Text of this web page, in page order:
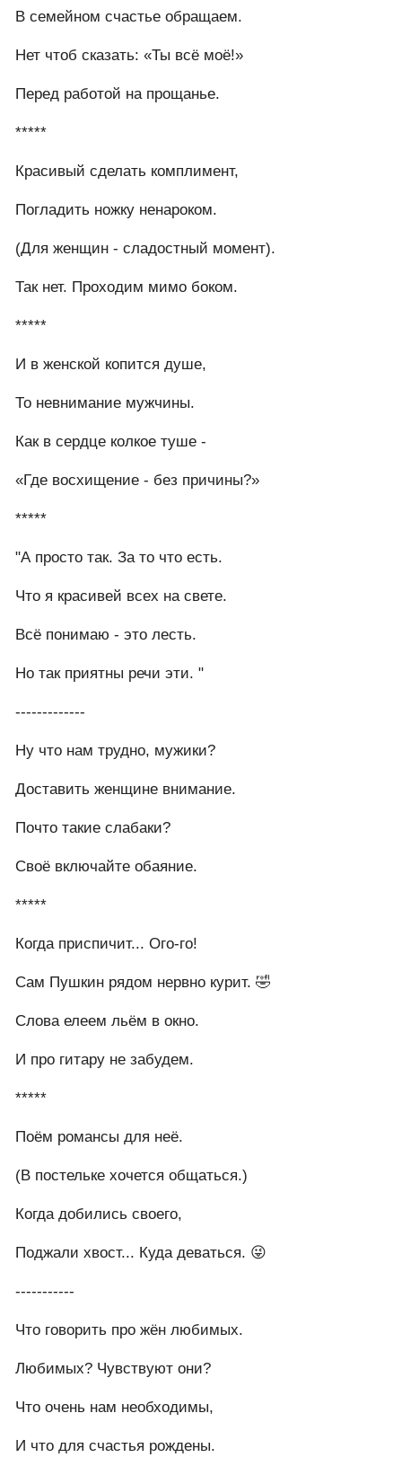
В семейном счастье обращаем.
Нет чтоб сказать: «Ты всё моё!»
Перед работой на прощанье.
*****
Красивый сделать комплимент,
Погладить ножку ненароком.
(Для женщин - сладостный момент).
Так нет. Проходим мимо боком.
*****
И в женской копится душе,
То невнимание мужчины.
Как в сердце колкое туше -
«Где восхищение - без причины?»
*****
"А просто так. За то что есть.
Что я красивей всех на свете.
Всё понимаю - это лесть.
Но так приятны речи эти. "
-------------
Ну что нам трудно, мужики?
Доставить женщине внимание.
Почто такие слабаки?
Своё включайте обаяние.
*****
Когда приспичит... Ого-го!
Сам Пушкин рядом нервно курит. 🤣
Слова елеем льём в окно.
И про гитару не забудем.
*****
Поём романсы для неё.
(В постельке хочется общаться.)
Когда добились своего,
Поджали хвост... Куда деваться. 😜
-----------
Что говорить про жён любимых.
Любимых? Чувствуют они?
Что очень нам необходимы,
И что для счастья рождены.